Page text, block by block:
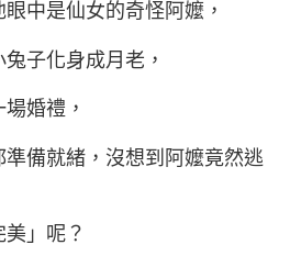
中是仙女的奇怪阿嬤，
子化身成月老，
婚禮，
備就緒，沒想到阿嬤竟然逃
」呢？